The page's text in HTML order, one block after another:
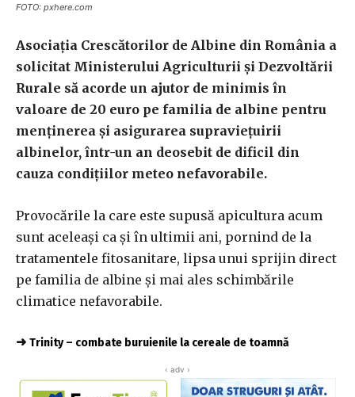
FOTO: pxhere.com
Asociația Crescătorilor de Albine din România a
solicitat Ministerului Agriculturii și Dezvoltării
Rurale să acorde un ajutor de minimis în
valoare de 20 euro pe familia de albine pentru
menținerea și asigurarea supraviețuirii
albinelor, într-un an deosebit de dificil din
cauza condițiilor meteo nefavorabile.
Provocările la care este supusă apicultura acum
sunt aceleași ca și în ultimii ani, pornind de la
tratamentele fitosanitare, lipsa unui sprijin direct
pe familia de albine și mai ales schimbările
climatice nefavorabile.
➜ Trinity – combate buruienile la cereale de toamnă
‹ adv ›